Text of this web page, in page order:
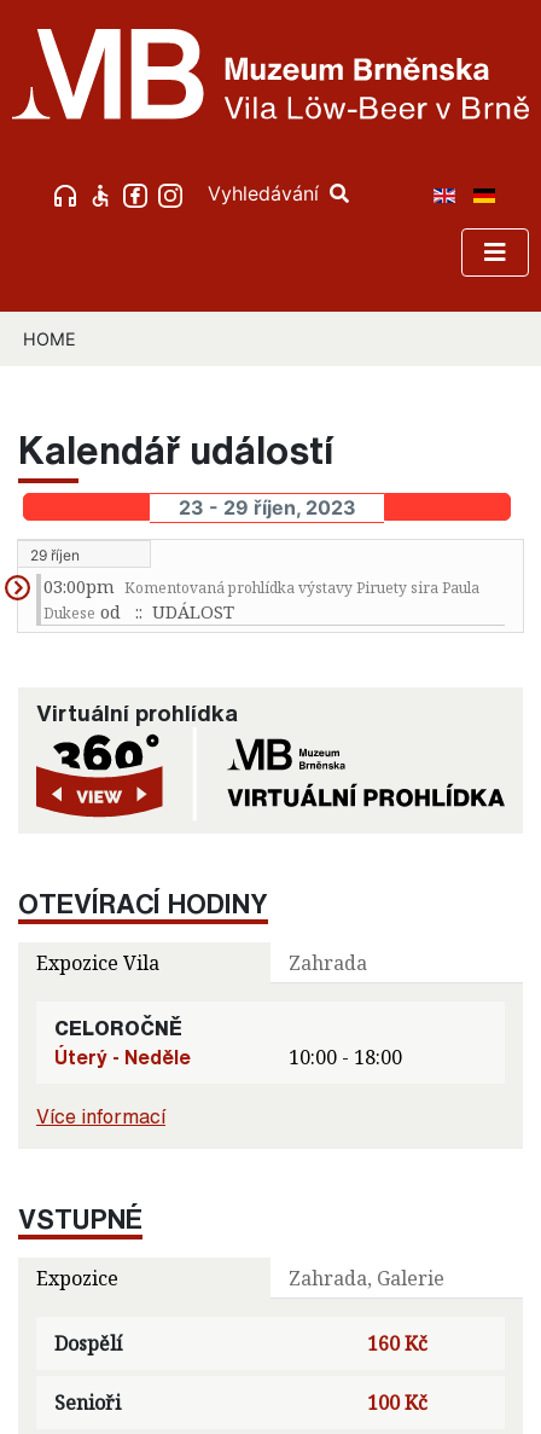
Vyhledávání
HOME
Kalendář událostí
23 - 29 říjen, 2023
29 říjen
03:00pm Komentovaná prohlídka výstavy Piruety sira Paula
Dukese od :: UDÁLOST
Virtuální prohlídka
OTEVÍRACÍ HODINY
Expozice Vila Zahrada
CELOROČNĚ
Úterý - Neděle
10:00 - 18:00
Více informací
VSTUPNÉ
Expozice Zahrada, Galerie
Dospělí 160 Kč
Senioři 100 Kč